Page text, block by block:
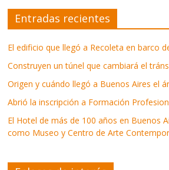
Entradas recientes
El edificio que llegó a Recoleta en barco
Construyen un túnel que cambiará el
Origen y cuándo llegó a Buenos Aires el
Abrió la inscripción a Formación
El Hotel de más de 100 años en Buenos
como Museo y Centro de Arte